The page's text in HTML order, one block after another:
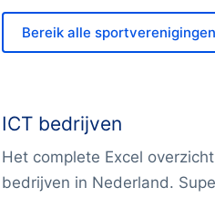
Bereik alle sportverenigingen
ICT bedrijven
Het complete Excel
bedrijven in Nederland.